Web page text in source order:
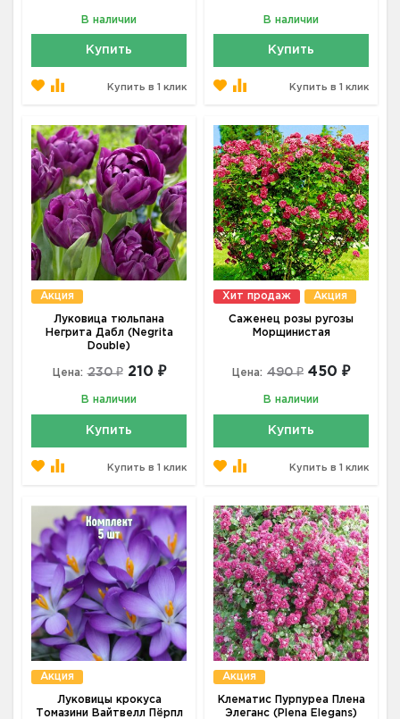
В наличии
Купить
Купить в 1 клик
В наличии
Купить
Купить в 1 клик
Акция
Луковица тюльпана
Негрита Дабл (Negrita
Double)
Цена: 230 ₽ 210 ₽
В наличии
Купить
Купить в 1 клик
Хит продаж Акция
Саженец розы ругозы
Морщинистая
Цена: 490 ₽ 450 ₽
В наличии
Купить
Купить в 1 клик
Акция
Луковицы крокуса
Томазини Вайтвелл Пёрпл
Акция
Клематис Пурпуреа Плена
Элеганс (Plena Elegans)